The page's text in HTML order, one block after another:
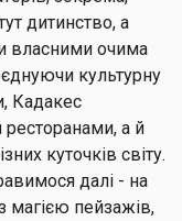
дитинство, а
власними очима
культурну
Кадакес
а й
куточків світу.
далі - на
магією пейзажів,